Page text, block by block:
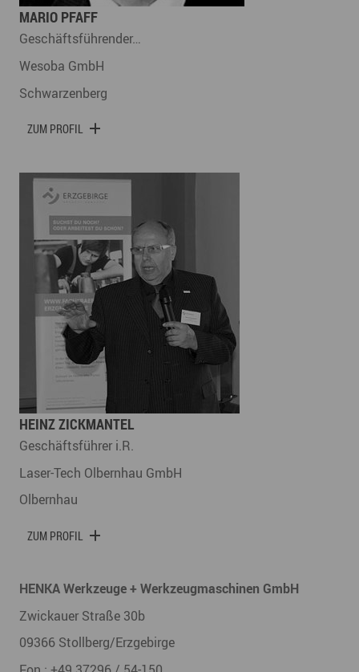
MARIO PFAFF
Geschäftsführender…
Wesoba GmbH
Schwarzenberg
ZUM PROFIL
HEINZ ZICKMANTEL
Geschäftsführer i.R.
Laser-Tech Olbernhau GmbH
Olbernhau
ZUM PROFIL
HENKA Werkzeuge + Werkzeugmaschinen GmbH
Zwickauer Straße 30b
09366 Stollberg/Erzgebirge